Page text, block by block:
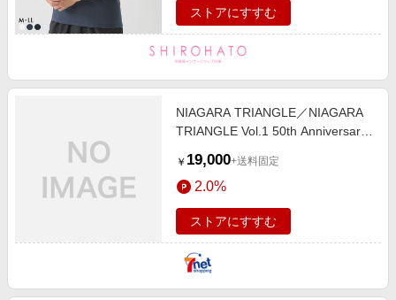
ストアにすすむ
NIAGARA TRIANGLE／NIAGARA
TRIANGLE Vol.1 50th Anniversary
3CD+Blu-ray）
￥ 19,000+送料固定
2.0%
ストアにすすむ